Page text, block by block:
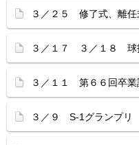
３／２５ 修了式、離任
３／１７ ３／１８ 球
３／１１ 第６６回卒業
３／９ S-1グランプリ